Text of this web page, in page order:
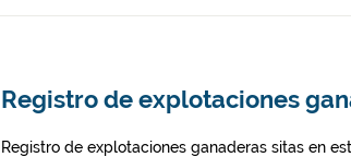
Registro de explotaciones
Registro de explotaciones ganaderas sitas en